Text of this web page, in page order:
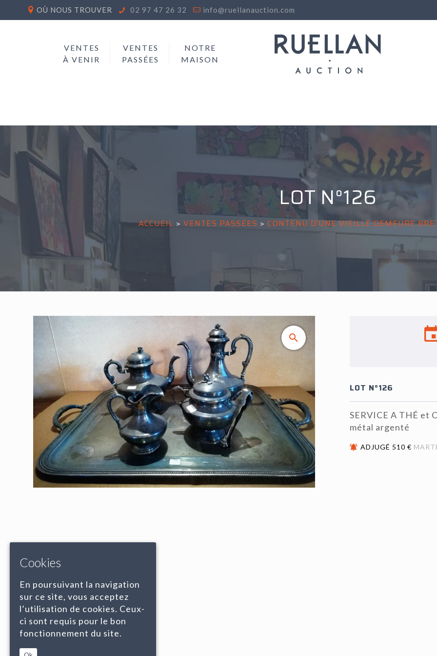
OÙ NOUS TROUVER 02 97 47 26 32 info@ruellanauction.com
VENTES
À VENIR
VENTES
PASSÉES
NOTRE
MAISON
LOT N°126
ACCUEIL > VENTES PASSÉES > CONTENU D'UNE VIEILLE DEMEURE
LOT N°126
SERVICE A THÉ et
métal argenté
ADJUGÉ 510 €
Cookies
En poursuivant la navigation
sur ce site, vous acceptez
l’utilisation de cookies. Ceux-
ci sont requis pour le bon
fonctionnement du site.